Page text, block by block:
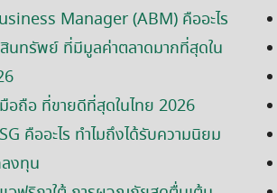
Manager (ABM) คืออะไร
นทรัพย์ ที่มีมูลค่าตลาดมากที่สุดใน
อถือ ที่ขายดีที่สุดในไทย 2026
คืออะไร ทำไมถึงได้รับความนิยม
งทุน